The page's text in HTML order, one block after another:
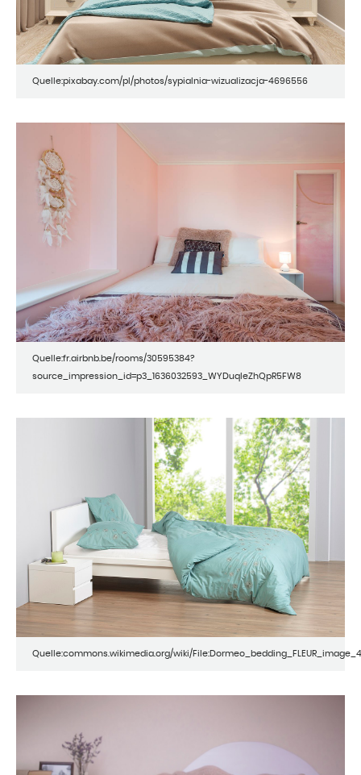
Quelle:pixabay.com/pl/photos/sypialnia-wizualizacja-4696556
Quelle:fr.airbnb.be/rooms/30595384?
source_impression_id=p3_1636032593_WYDuqleZhQpR5FW8
Quelle:commons.wikimedia.org/wiki/